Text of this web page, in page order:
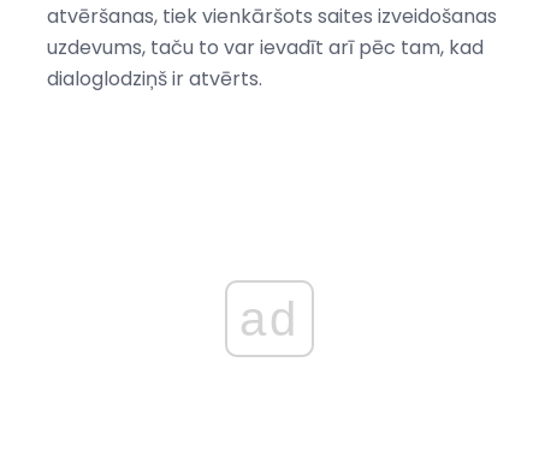
atvēršanas, tiek vienkāršots saites izveidošanas
uzdevums, taču to var ievadīt arī pēc tam, kad
dialoglodziņš ir atvērts.
ad